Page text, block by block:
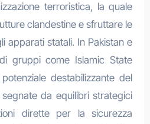
terroristica, la quale
clandestine e sfruttare le
apparati statali. In Pakistan e
gruppi come Islamic State
destabilizzante del
da equilibri strategici
dirette per la sicurezza